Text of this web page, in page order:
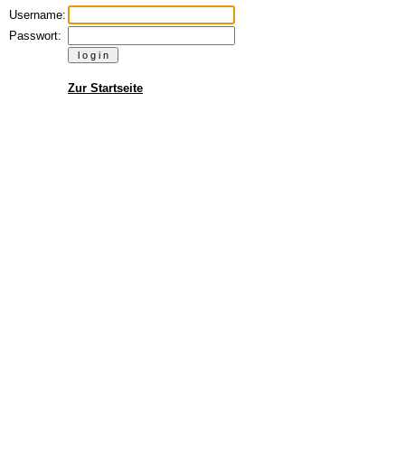
Username:
Passwort:
Zur Startseite